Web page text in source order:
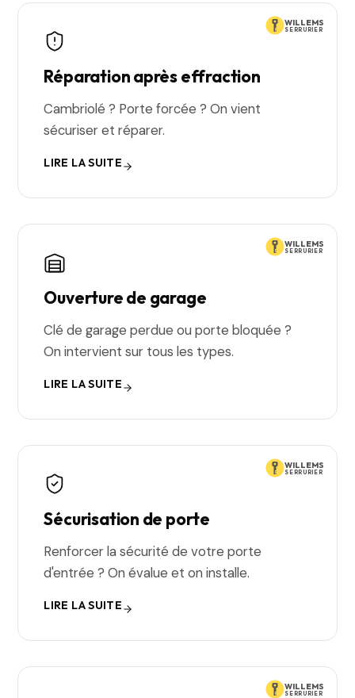
WILLEMS
SERRURIER
Réparation après effraction
Cambriolé ? Porte forcée ? On vient
sécuriser et réparer.
LIRE LA SUITE
WILLEMS
SERRURIER
Ouverture de garage
Clé de garage perdue ou porte bloquée ?
On intervient sur tous les types.
LIRE LA SUITE
WILLEMS
SERRURIER
Sécurisation de porte
Renforcer la sécurité de votre porte
d'entrée ? On évalue et on installe.
LIRE LA SUITE
WILLEMS
SERRURIER